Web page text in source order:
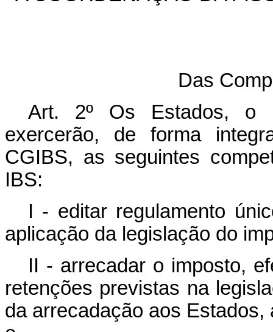
Das
Art. 2º Os Estados, o
exercerão, de forma
CGIBS, as seguintes
IBS:
I - editar regulamento
aplicação da legislação do
II - arrecadar o imposto,
retenções previstas na
da arrecadação aos